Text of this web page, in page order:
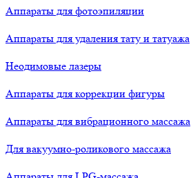
Аппараты для фотоэпиляции
Аппараты для удаления тату и татуажа
Неодимовые лазеры
Аппараты для коррекции фигуры
Аппараты для вибрационного массажа
Для вакуумно-роликового массажа